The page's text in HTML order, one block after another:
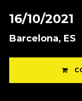
16/10/2021
Barcelona, ES